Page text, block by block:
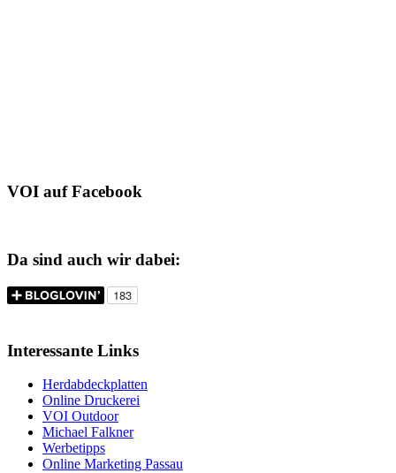
VOI auf Facebook
Da sind auch wir dabei:
Interessante Links
Herdabdeckplatten
Online Druckerei
VOI Outdoor
Michael Falkner
Werbetipps
Online Marketing Passau